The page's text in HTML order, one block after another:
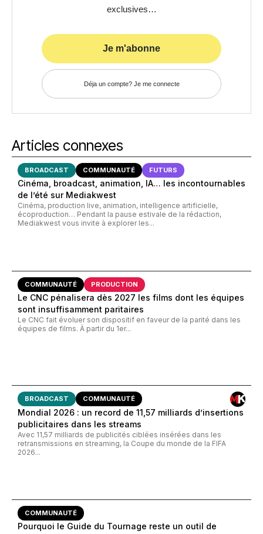
exclusives…
Je m'abonne
Déja un compte? Je me connecte
Articles connexes
BROADCAST COMMUNAUTÉ FUTURS
Cinéma, broadcast, animation, IA… les incontournables
de l’été sur Mediakwest
Cinéma, production live, animation, intelligence artificielle,
écoproduction… Pendant la pause estivale de la rédaction,
Mediakwest vous invite à explorer les...
COMMUNAUTÉ PRODUCTION
Le CNC pénalisera dès 2027 les films dont les équipes
sont insuffisamment paritaires
Le CNC fait évoluer son dispositif en faveur de la parité dans les
équipes de films. À partir du 1er...
BROADCAST COMMUNAUTÉ
Mondial 2026 : un record de 11,57 milliards d’insertions
publicitaires dans les streams
Avec 11,57 milliards de publicités ciblées insérées dans les
retransmissions en streaming, la Coupe du monde de la FIFA
2026...
COMMUNAUTÉ
Pourquoi le Guide du Tournage reste un outil de